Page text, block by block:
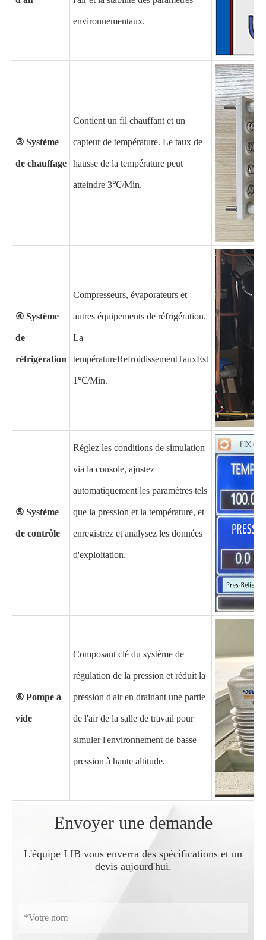
environnementaux.
③ Système
de chauffage
Contient un fil chauffant et un
capteur de température. Le taux de
hausse de la température peut
atteindre 3℃/Min.
④ Système
de
réfrigération
Compresseurs, évaporateurs et
autres équipements de réfrigération.
La
températureRefroidissementTauxEst
1 ℃/Min.
⑤ Système
de contrôle
Réglez les conditions de simulation
via la console, ajustez
automatiquement les paramètres tels
que la pression et la température, et
enregistrez et analysez les données
d'exploitation.
⑥ Pompe à
vide
Composant clé du système de
régulation de la pression et réduit la
pression d'air en drainant une partie
de l'air de la salle de travail pour
simuler l'environnement de basse
pression à haute altitude.
Envoyer une demande
L'équipe LIB vous enverra des spécifications et un
devis aujourd'hui.